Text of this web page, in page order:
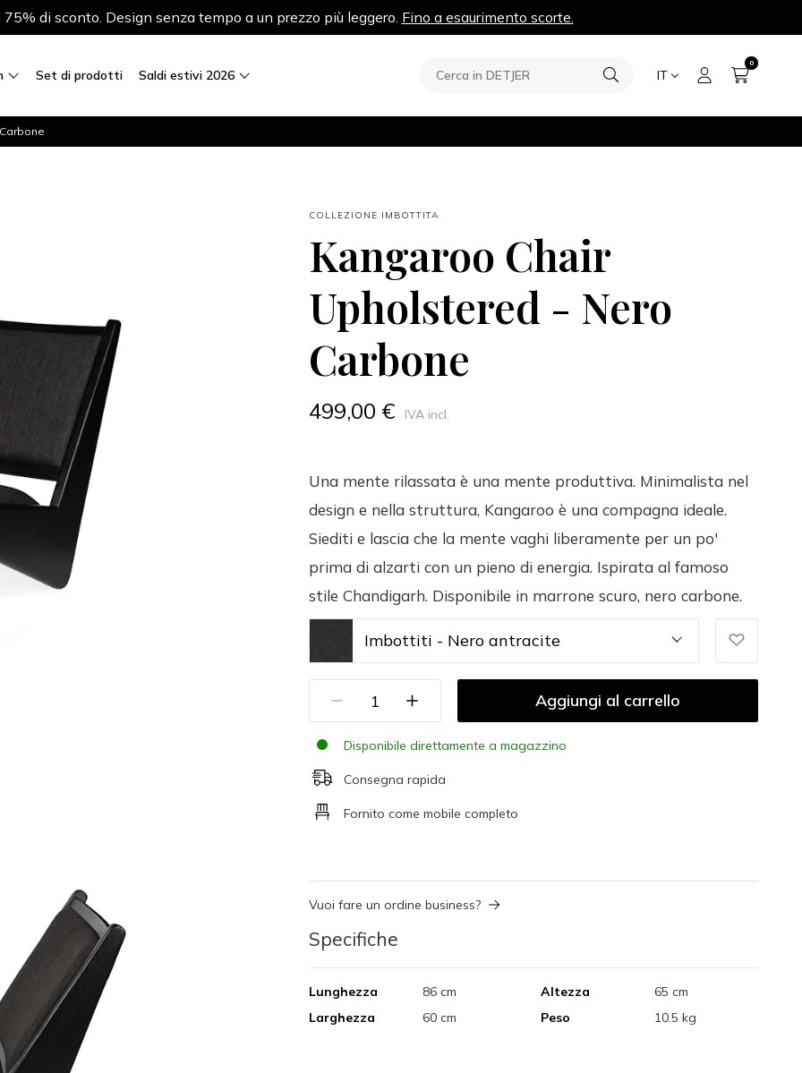
di sconto. Design senza tempo a un prezzo più leggero. Fino a esaurimento scorte.
Set di prodotti Saldi estivi 2026 IT
0
COLLEZIONE IMBOTTITA
Kangaroo Chair
Upholstered - Nero
Carbone
499,00 € IVA incl.
Una mente rilassata è una mente produttiva. Minimalista nel
design e nella struttura, Kangaroo è una compagna ideale.
Siediti e lascia che la mente vaghi liberamente per un po'
prima di alzarti con un pieno di energia. Ispirata al famoso
stile Chandigarh. Disponibile in marrone scuro, nero carbone.
Imbottiti - Nero antracite
Aggiungi al carrello
Disponibile direttamente a magazzino
Consegna rapida
Fornito come mobile completo
Vuoi fare un ordine business?
Specifiche
Lunghezza
86 cm
Larghezza
60 cm
Altezza
65 cm
Peso
10.5 kg